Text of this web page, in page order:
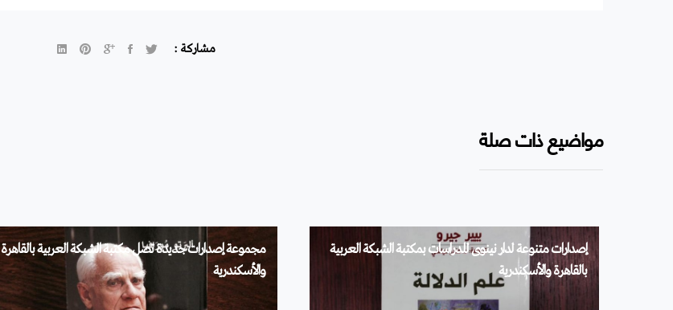
مشاركة :
مواضيع ذات صلة
إصدارات متنوعة لدار نينوى للدراسات بمكتبة الشبكة العربية
بالقاهرة والأسكندرية
مجموعة إصدارات جديدة تصل مكتبة الشبكة العربية بالقاهرة
والأسكندرية